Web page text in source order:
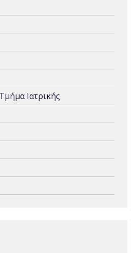
Ιατρικής